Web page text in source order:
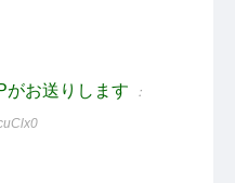
がお送りします ：